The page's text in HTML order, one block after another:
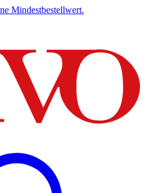
Mindestbestellwert.